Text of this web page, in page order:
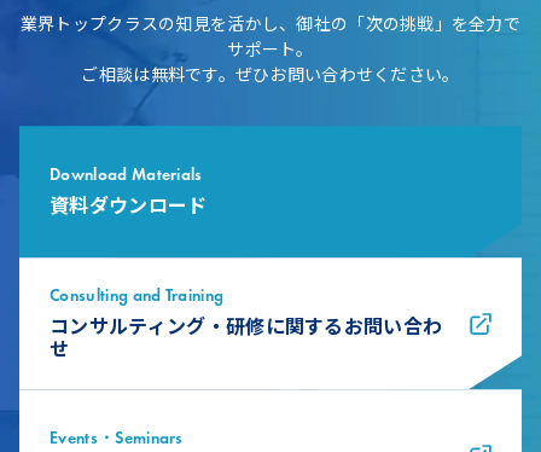
業界トップクラスの知見を活かし、御社の「次の挑戦」を全力で
サポート。
ご相談は無料です。ぜひお問い合わせください。
Download Materials
資料ダウンロード
Consulting and Training
コンサルティング・研修に関するお問い合わ
せ
Events・Seminars